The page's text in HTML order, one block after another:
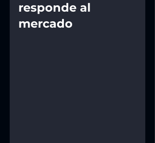
responde al
mercado